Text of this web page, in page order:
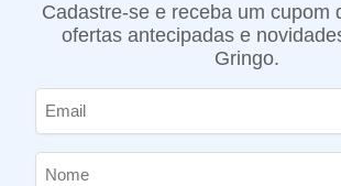
Cadastre-se e receba um cupom
ofertas antecipadas e
Gringo.